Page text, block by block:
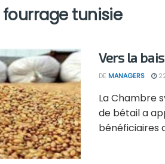
fourrage tunisie
Vers la
DE MANAGERS
La Chambre
de bétail a
bénéficiaires